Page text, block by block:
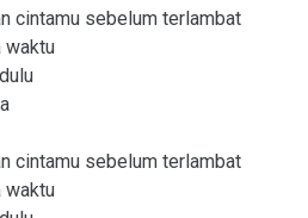
cintamu sebelum terlambat
waktu
cintamu sebelum terlambat
waktu